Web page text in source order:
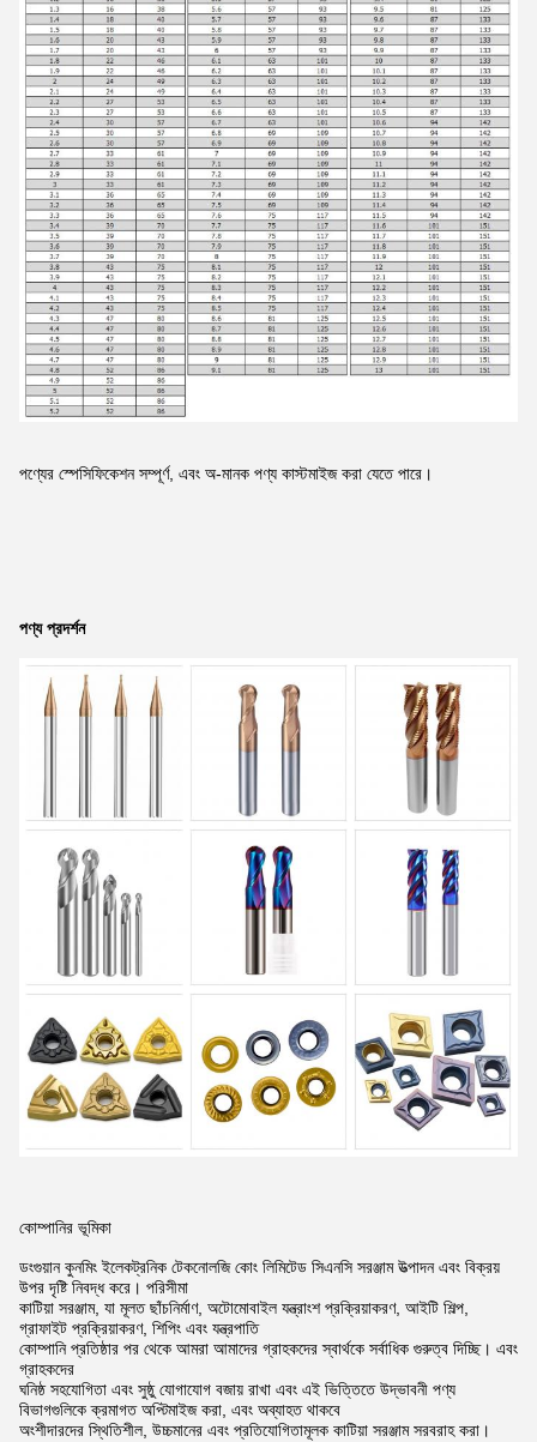
পণ্যের স্পেসিফিকেশন সম্পূর্ণ, এবং অ-মানক পণ্য কাস্টমাইজ করা যেতে পারে।
পণ্য প্রদর্শন
কোম্পানির ভূমিকা
ডংগুয়ান কুনমিং ইলেকট্রনিক টেকনোলজি কোং লিমিটেড সিএনসি সরঞ্জাম উত্পাদন এবং বিক্রয়
উপর দৃষ্টি নিবদ্ধ করে। পরিসীমা
কাটিয়া সরঞ্জাম, যা মূলত ছাঁচনির্মাণ, অটোমোবাইল যন্ত্রাংশ প্রক্রিয়াকরণ, আইটি শিল্প,
গ্রাফাইট প্রক্রিয়াকরণ, শিপিং এবং যন্ত্রপাতি
কোম্পানি প্রতিষ্ঠার পর থেকে আমরা আমাদের গ্রাহকদের স্বার্থকে সর্বাধিক গুরুত্ব দিচ্ছি। এবং
গ্রাহকদের
ঘনিষ্ঠ সহযোগিতা এবং সুষ্ঠু যোগাযোগ বজায় রাখা এবং এই ভিত্তিতে উদ্ভাবনী পণ্য
বিভাগগুলিকে ক্রমাগত অপ্টিমাইজ করা, এবং অব্যাহত থাকবে
অংশীদারদের স্থিতিশীল, উচ্চমানের এবং প্রতিযোগিতামূলক কাটিয়া সরঞ্জাম সরবরাহ করা।